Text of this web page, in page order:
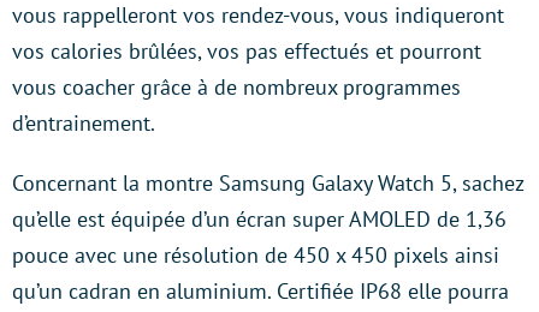
vous rappelleront vos rendez-vous, vous indiqueront
vos calories brûlées, vos pas effectués et pourront
vous coacher grâce à de nombreux programmes
d’entrainement.
Concernant la montre Samsung Galaxy Watch 5, sachez
qu’elle est équipée d’un écran super AMOLED de 1,36
pouce avec une résolution de 450 x 450 pixels ainsi
qu’un cadran en aluminium. Certifiée IP68 elle pourra